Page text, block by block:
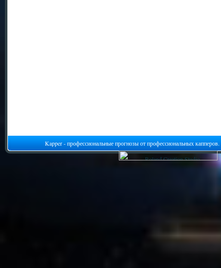
Kapper - профессиональные прогнозы от профессиональных